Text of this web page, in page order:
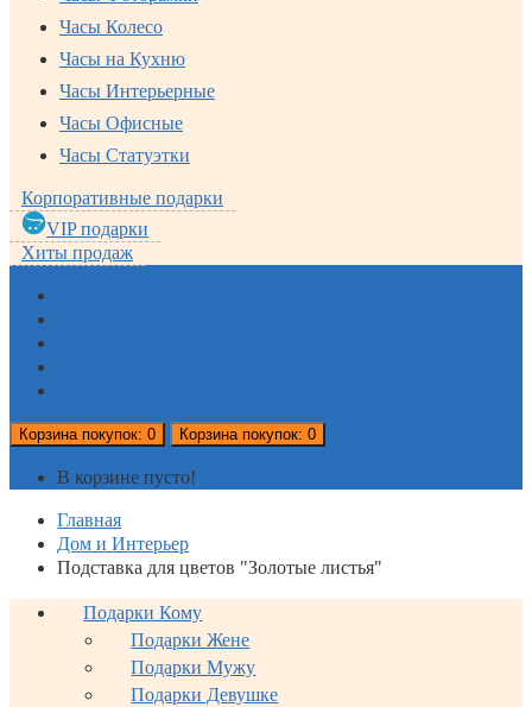
Часы Колесо
Часы на Кухню
Часы Интерьерные
Часы Офисные
Часы Статуэтки
Корпоративные подарки
VIP подарки
Хиты продаж
Корзинапокупок: 0 Корзинапокупок: 0
В корзине пусто!
Главная
Дом и Интерьер
Подставка для цветов "Золотые листья"
Подарки Кому
Подарки Жене
Подарки Мужу
Подарки Девушке